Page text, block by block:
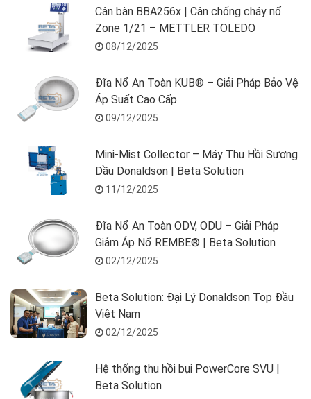
Cân bàn BBA256x | Cân chống cháy nổ
Zone 1/21 – METTLER TOLEDO
08/12/2025
Đĩa Nổ An Toàn KUB® – Giải Pháp Bảo Vệ
Áp Suất Cao Cấp
09/12/2025
Mini-Mist Collector – Máy Thu Hồi Sương
Dầu Donaldson | Beta Solution
11/12/2025
Đĩa Nổ An Toàn ODV, ODU – Giải Pháp
Giảm Áp Nổ REMBE® | Beta Solution
02/12/2025
Beta Solution: Đại Lý Donaldson Top Đầu
Việt Nam
02/12/2025
Hệ thống thu hồi bụi PowerCore SVU |
Beta Solution